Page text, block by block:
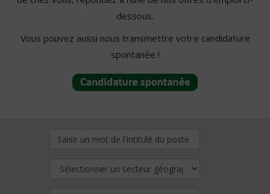
dessous.
Vous pouvez aussi nous transmettre votre candidature
spontanée !